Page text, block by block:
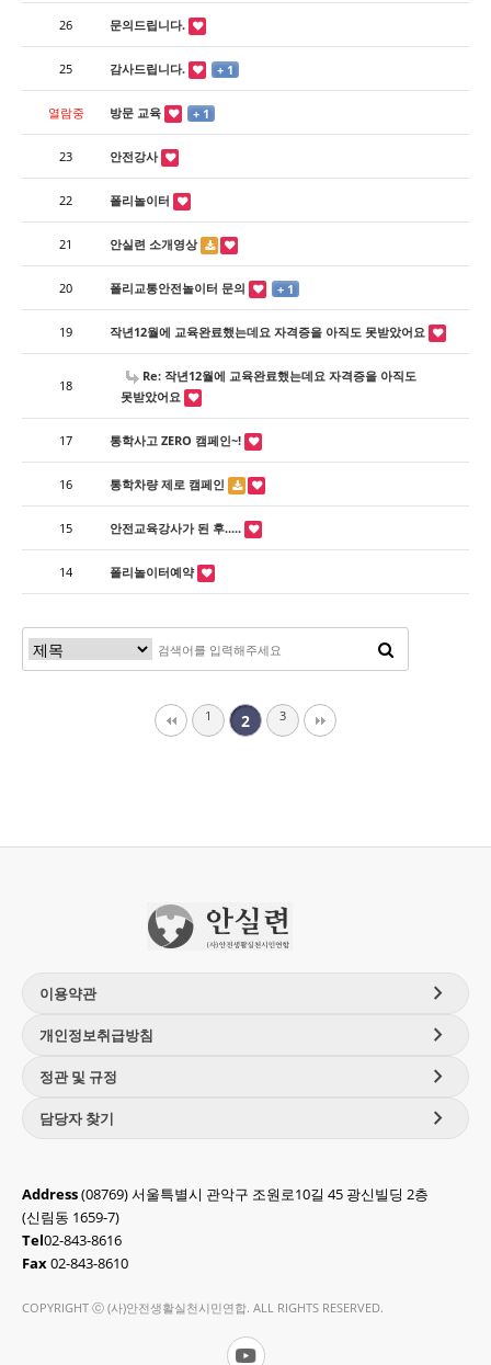
26 문의드립니다.
25 감사드립니다. + 1
열람중 방문 교육 + 1
23 안전강사
22 폴리놀이터
21 안실련 소개영상
20 폴리교통안전놀이터 문의 + 1
19 작년12월에 교육완료했는데요 자격증을 아직도 못받았어요
18
Re: 작년12월에 교육완료했는데요 자격증을 아직도
못받았어요
17 통학사고 ZERO 캠페인~!
16 통학차량 제로 캠페인
15 안전교육강사가 된 후.....
14 폴리놀이터예약
1 2 3
이용약관 chevron_right
개인정보취급방침 chevron_right
정관 및 규정 chevron_right
담당자 찾기 chevron_right
Address(08769) 서울특별시 관악구 조원로10길 45 광신빌딩 2층
(신림동 1659-7)
Tel02-843-8616
Fax02-843-8610
COPYRIGHT ⓒ (사)안전생활실천시민연합. ALL RIGHTS RESERVED.